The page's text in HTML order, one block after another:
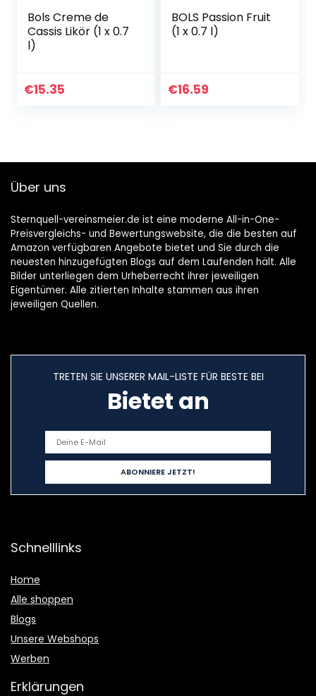
Bols Creme de
Cassis Likör (1 x 0.7
l)
€15.35
BOLS Passion Fruit
(1 x 0.7 l)
€16.59
Über uns
Sternquell-vereinsmeier.de ist eine moderne All-in-One-
Preisvergleichs- und Bewertungswebsite, die die besten auf
Amazon verfügbaren Angebote bietet und Sie durch die
neuesten hinzugefügten Blogs auf dem Laufenden hält. Alle
Bilder unterliegen dem Urheberrecht ihrer jeweiligen
Eigentümer. Alle zitierten Inhalte stammen aus ihren
jeweiligen Quellen.
TRETEN SIE UNSERER MAIL-LISTE FÜR BESTE BEI
Bietet an
Schnelllinks
Home
Alle shoppen
Blogs
Unsere Webshops
Werben
Erklärungen